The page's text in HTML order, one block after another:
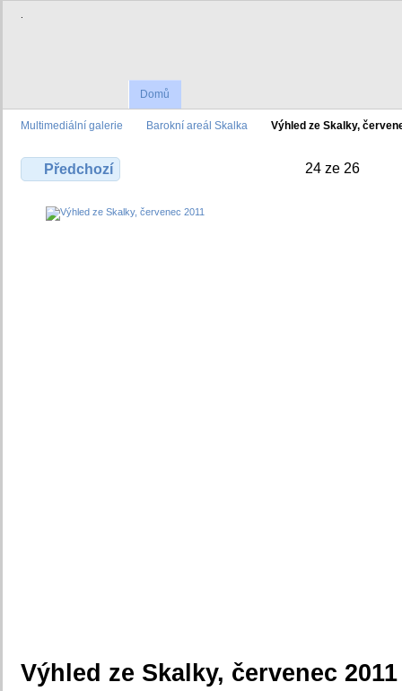
.
Domů
Multimediální galerie Barokní areál Skalka Výhled ze Skalky,
Předchozí 24 ze 26
Výhled ze Skalky, červenec 2011